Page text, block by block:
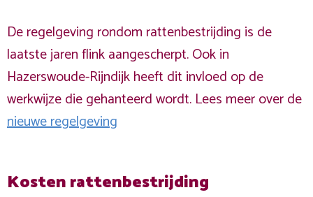
De regelgeving rondom rattenbestrijding is de
laatste jaren flink aangescherpt. Ook in
Hazerswoude-Rijndijk heeft dit invloed op de
werkwijze die gehanteerd wordt. Lees meer over de
nieuwe regelgeving
Kosten rattenbestrijding